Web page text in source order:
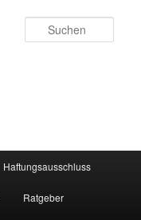
Haftungsausschluss
Ratgeber